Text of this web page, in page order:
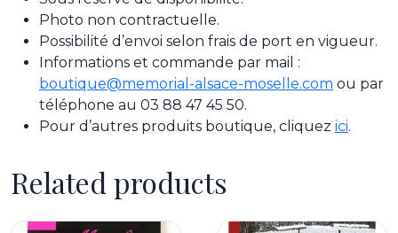
Photo non contractuelle.
Possibilité d’envoi selon frais de port en vigueur.
Informations et commande par mail :
boutique@memorial-alsace-moselle.com ou par
téléphone au 03 88 47 45 50.
Pour d’autres produits boutique, cliquez ici.
Related products